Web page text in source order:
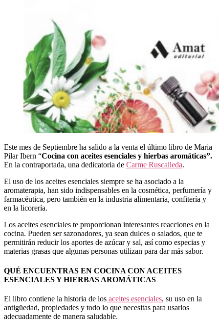
Este mes de Septiembre ha salido a la venta el último libro de Maria
Pilar Ibern “Cocina con aceites esenciales y hierbas aromáticas”.
En la contraportada, una dedicatoria de Carme Ruscalleda.
El uso de los aceites esenciales siempre se ha asociado a la
aromaterapia, han sido indispensables en la cosmética, perfumería y
farmacéutica, pero también en la industria alimentaria, confitería y
en la licorería.
Los aceites esenciales te proporcionan interesantes reacciones en la
cocina. Pueden ser sazonadores, ya sean dulces o salados, que te
permitirán reducir los aportes de azúcar y sal, así como especias y
materias grasas que algunas personas utilizan para dar más sabor.
QUÉ ENCUENTRAS EN COCINA CON ACEITES
ESENCIALES Y HIERBAS AROMÁTICAS
El libro contiene la historia de los aceites esenciales, su uso en la
antigüedad, propiedades y todo lo que necesitas para usarlos
adecuadamente de manera saludable.